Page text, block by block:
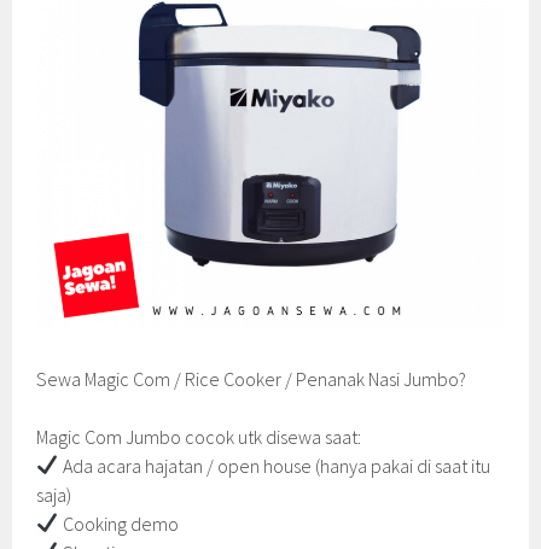
Sewa Magic Com / Rice Cooker / Penanak Nasi Jumbo?
Magic Com Jumbo cocok utk disewa saat:
Ada acara hajatan / open house (hanya pakai di saat itu
saja)
Cooking demo